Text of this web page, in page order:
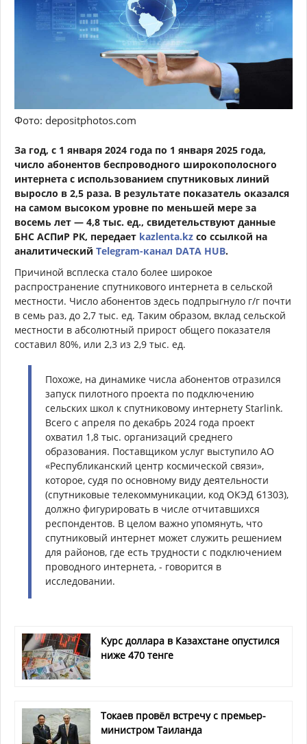
Фото: depositphotos.com
За год, с 1 января 2024 года по 1 января 2025 года,
число абонентов беспроводного широкополосного
интернета с использованием спутниковых линий
выросло в 2,5 раза. В результате показатель оказался
на самом высоком уровне по меньшей мере за
восемь лет — 4,8 тыс. ед., свидетельствуют данные
БНС АСПиР РК, передает kazlenta.kz со ссылкой на
аналитический Telegram-канал DATA HUB.
Причиной всплеска стало более широкое
распространение спутникового интернета в сельской
местности. Число абонентов здесь подпрыгнуло г/г почти
в семь раз, до 2,7 тыс. ед. Таким образом, вклад сельской
местности в абсолютный прирост общего показателя
составил 80%, или 2,3 из 2,9 тыс. ед.
Похоже, на динамике числа абонентов отразился
запуск пилотного проекта по подключению
сельских школ к спутниковому интернету Starlink.
Всего с апреля по декабрь 2024 года проект
охватил 1,8 тыс. организаций среднего
образования. Поставщиком услуг выступило АО
«Республиканский центр космической связи»,
которое, судя по основному виду деятельности
(спутниковые телекоммуникации, код ОКЭД 61303),
должно фигурировать в числе отчитавшихся
респондентов. В целом важно упомянуть, что
спутниковый интернет может служить решением
для районов, где есть трудности с подключением
проводного интернета, - говорится в
исследовании.
Курс доллара в Казахстане опустился
ниже 470 тенге
Токаев провёл встречу с премьер-
министром Таиланда